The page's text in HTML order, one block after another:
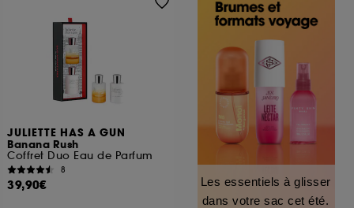
JULIETTE HAS A GUN
Banana Rush
Coffret Duo Eau de Parfum
8
39,90€
Les essentiels à glisser
dans votre sac cet été.